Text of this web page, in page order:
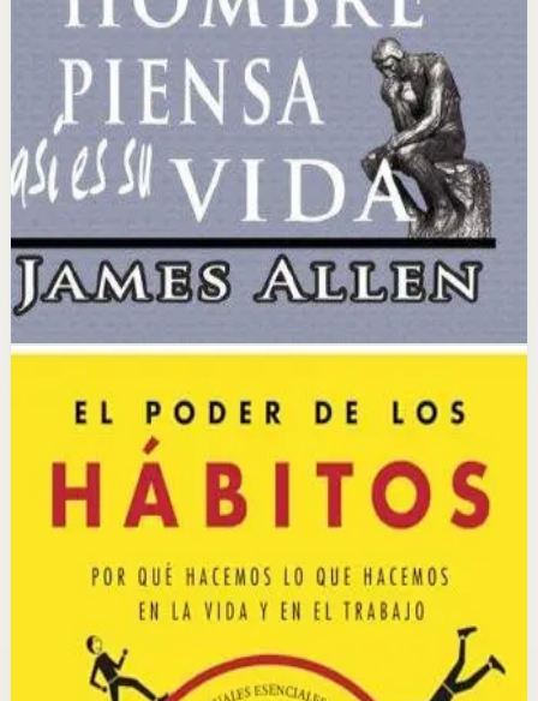
Idea clave
La idea central es que los pensamientos, cuando se
combinan con una fe definitiva y un deseo ardiente,
tienen el poder de convertirse en riqueza material y
éxito.
Selección afiliada
Lograr Exito Profesional
Abrir ficha
Comprar en Kobo
Divulgación: podemos ganar una comisión si compras
mediante este enlace.
HábitosNeurociencia
El poder de los hábitos
Charles Duhigg
Duhigg explora la ciencia detrás de los hábitos,
pueden cambiarse. Combina investigación científica con
historias reales de personas, empresas y movimientos
Por qué importa